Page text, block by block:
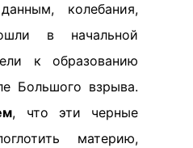
колебания,
в начальной
к образованию
Большого взрыва.
, что эти черные
материю,